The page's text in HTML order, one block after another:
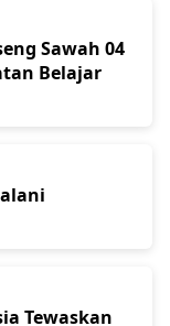
Sawah 04
Belajar
Tewaskan